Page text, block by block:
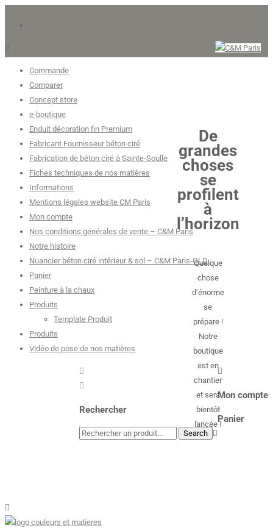
Commande
Comparer
Concept store
e-boutique
Enduit décoration fin Premium
Fabricant Fournisseur béton ciré
Fabrication de béton ciré à Sainte-Soulle
Fiches techniques de nos matières
Informations
Mentions légales website CM Paris
Mon compte
Nos conditions générales de vente – C&M Paris
Notre histoire
Nuancier béton ciré intérieur & sol – C&M Paris-OLD
Panier
Peinture à la chaux
Produits
Template Produit
Produits
Vidéo de pose de nos matières
Mon compte
Panier
Rechercher
De
grandes
choses
se
profilent
à
l’horizon
Quelque
chose
d’énorme
se
prépare !
Notre
boutique
est en
chantier
et sera
bientôt
lancée !